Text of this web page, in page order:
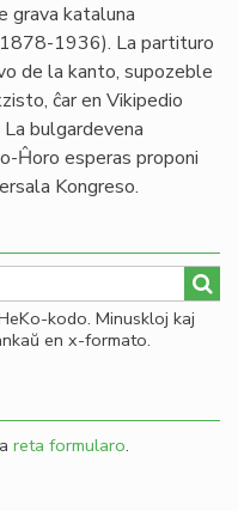
grava kataluna
1936). La partituro
de la kanto, supozeble
ĉar en Vikipedio
bulgardevena
Ĥoro esperas proponi
Kongreso.
kodo. Minuskloj kaj
en x-formato.
reta formularo.